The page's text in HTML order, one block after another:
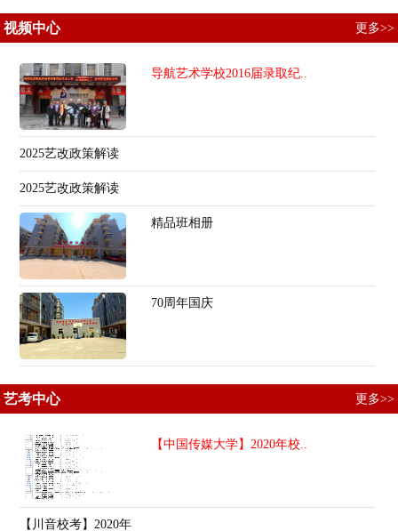
视频中心 更多>>
导航艺术学校2016届录取纪..
2025艺改政策解读
2025艺改政策解读
精品班相册
70周年国庆
艺考中心 更多>>
【中国传媒大学】2020年校..
【川音校考】2020年